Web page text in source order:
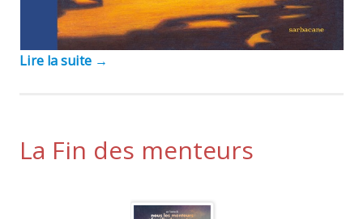
Lire la suite →
La Fin des menteurs